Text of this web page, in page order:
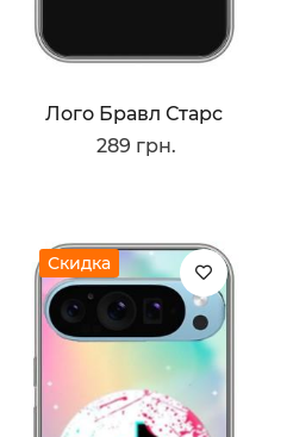
Лого Бравл Старс
289 грн.
Скидка